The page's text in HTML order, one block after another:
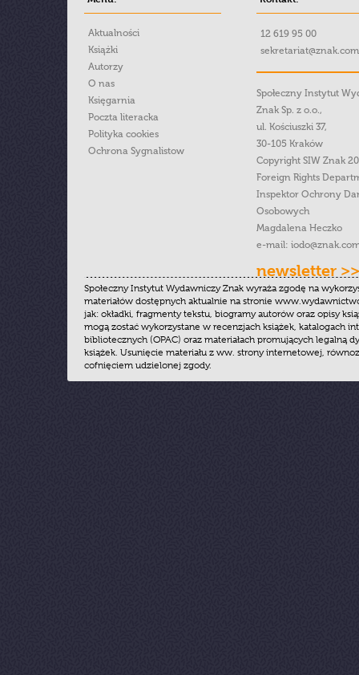
Aktualności
Książki
Autorzy
O nas
Księgarnia
Poczta literacka
Polityka cookies
Ochrona Sygnalistow
12 619 95 00
Społeczny Instytut
Znak Sp. z o.o.,
ul. Kościuszki 37,
30-105 Kraków
Copyright SIW Znak
Foreign Rights
Inspektor Ochrony
Osobowych
Magdalena Heczko
e-mail:
newsletter >>
Społeczny Instytut Wydawniczy Znak wyraża zgodę na
materiałów dostępnych aktualnie na stronie
jak: okładki, fragmenty tekstu, biogramy autorów oraz opisy
mogą zostać wykorzystane w recenzjach książek, katalogach
bibliotecznych (OPAC) oraz materiałach promujących legalną
książek. Usunięcie materiału z ww. strony internetowej,
cofnięciem udzielonej zgody.